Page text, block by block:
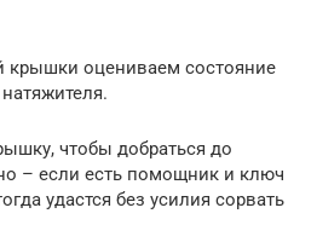
крышки оцениваем состояние
чтобы добраться до
– если есть помощник и ключ
удастся без усилия сорвать